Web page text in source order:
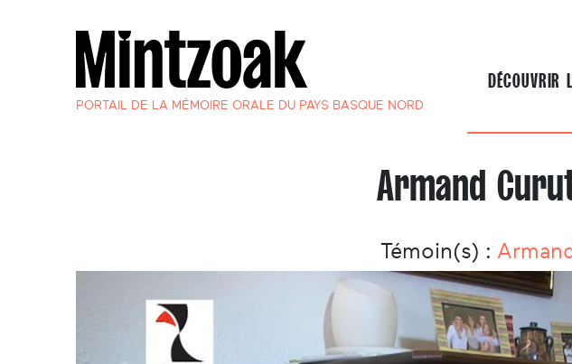
PORTAIL DE LA MÉMOIRE ORALE DU PAYS BASQUE NORD
DÉCOUVRIR
Armand
Témoin(s) :